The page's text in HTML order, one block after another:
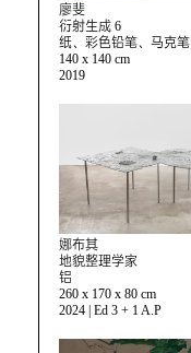
廖斐
衍射生成 6
纸、彩色铅笔、马克笔
140 x 140 cm
2019
娜布其
地貌整理学家
铝
260 x 170 x 80 cm
2024 | Ed 3 + 1 A.P